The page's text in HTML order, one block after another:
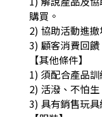
購買。
2) 協助活動進撤
3) 顧客消費回
【其他條件】
1) 須配合產品訓
2) 活潑、不怕
3) 具有銷售玩